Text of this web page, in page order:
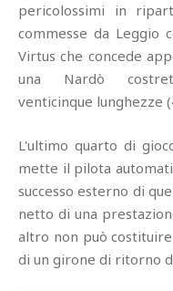
pericolossimi in
commesse da Leggio
Virtus che concede
una Nardò
venticinque lunghezze
L'ultimo quarto di
mette il pilota
successo esterno di
netto di una
altro non può
di un girone di ritorno